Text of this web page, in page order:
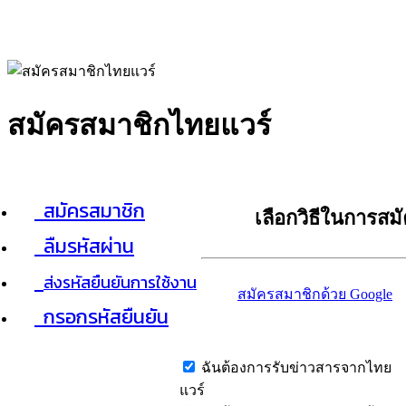
สมัครสมาชิกไทยแวร์
สมัครสมาชิก
ลืมรหัสผ่าน
ส่งรหัสยืนยันการใช้งาน
กรอกรหัสยืนยัน
เลือกวิธีในการส
สมัครสมาชิกด้วย Google
ฉันต้องการรับข่าวสารจากไทย
แวร์